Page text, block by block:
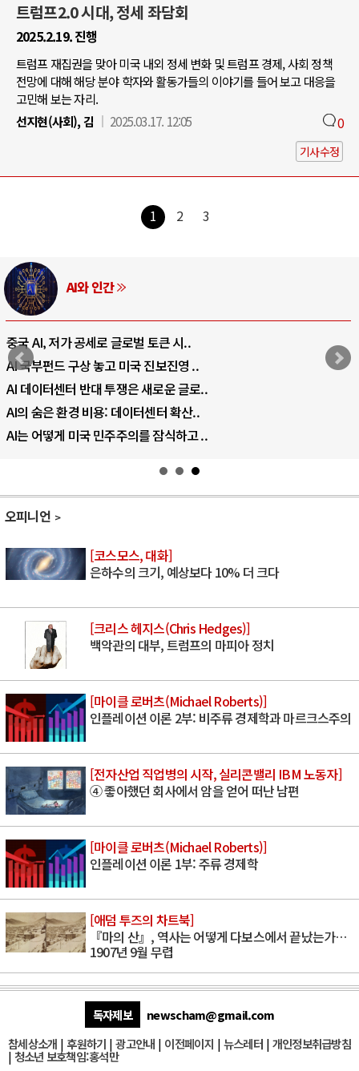
트럼프2.0 시대, 정세 좌담회
2025.2.19. 진행
트럼프 재집권을 맞아 미국 내외 정세 변화 및 트럼프 경제, 사회 정책
전망에 대해 해당 분야 학자와 활동가들의 이야기를 들어 보고 대응을
고민해 보는 자리.
선지현(사회), 김
2025.03.17. 12:05 0
기사수정
1 2 3
러시아-우크라이나 전쟁
전쟁의 추상화: 우크라이나, 대리전의 역..
EU·우크라이나 드론 협력 직후, 러시아..
나토, 우크라 군사지원 2027년까지 공..
우크라이나, 덴마크, 에스토니아, 네덜란..
러·우크라, 대규모 공습 주고받아…민간 ..
오피니언
[코스모스, 대화]
은하수의 크기, 예상보다 10% 더 크다
[크리스 헤지스(Chris Hedges)]
백악관의 대부, 트럼프의 마피아 정치
[마이클 로버츠(Michael Roberts)]
인플레이션 이론 2부: 비주류 경제학과 마르크스주의
[전자산업 직업병의 시작, 실리콘밸리 IBM 노동자]
④ 좋아했던 회사에서 암을 얻어 떠난 남편
[마이클 로버츠(Michael Roberts)]
인플레이션 이론 1부: 주류 경제학
[애덤 투즈의 차트북]
『마의 산』, 역사는 어떻게 다보스에서 끝났는가…
1907년 9월 무렵
독자제보
newscham@gmail.com
참세상소개 | 후원하기 |광고안내 | 이전페이지 | 뉴스레터| 개인정보취급방침
| 청소년 보호책임:홍석만